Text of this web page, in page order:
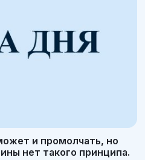
и промолчать, но
нет такого принципа.